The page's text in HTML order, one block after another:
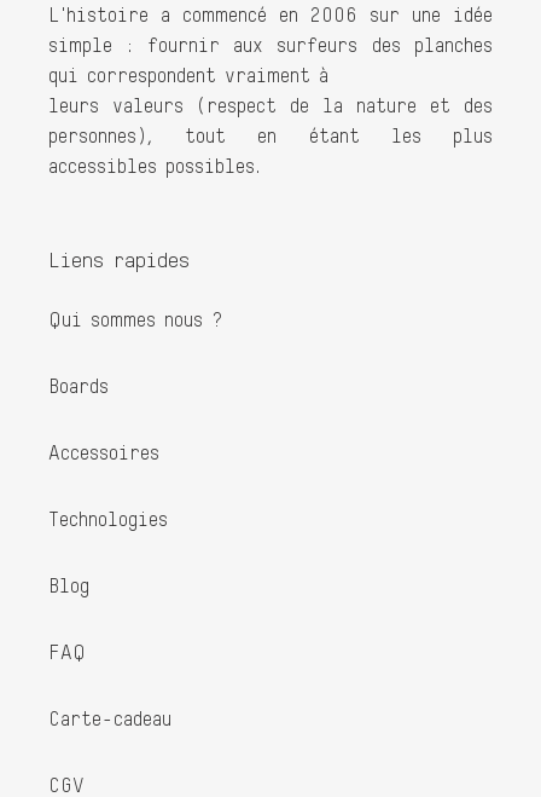
L'histoire a commencé en 2006 sur une idée
simple : fournir aux surfeurs des planches
qui correspondent vraiment à
leurs valeurs (respect de la nature et des
personnes), tout en étant les plus
accessibles possibles.
Liens rapides
Qui sommes nous ?
Boards
Accessoires
Technologies
Blog
FAQ
Carte-cadeau
CGV